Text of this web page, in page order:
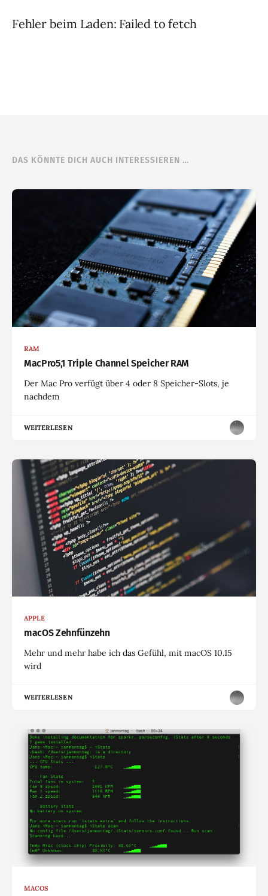
Fehler beim Laden: Failed to fetch
DAS KÖNNTE DICH AUCH INTERESSIEREN …
RAM
MacPro5,1 Triple Channel Speicher RAM
Der Mac Pro verfügt über 4 oder 8 Speicher-Slots, je
nachdem
WEITERLESEN
APPLE
macOS Zehnfünzehn
Mehr und mehr habe ich das Gefühl, mit macOS 10.15
wird
WEITERLESEN
MACOS